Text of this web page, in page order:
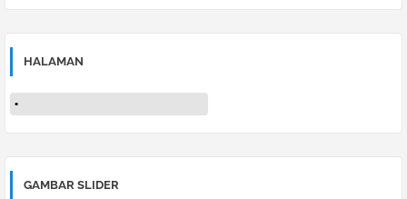
HALAMAN
GAMBAR SLIDER